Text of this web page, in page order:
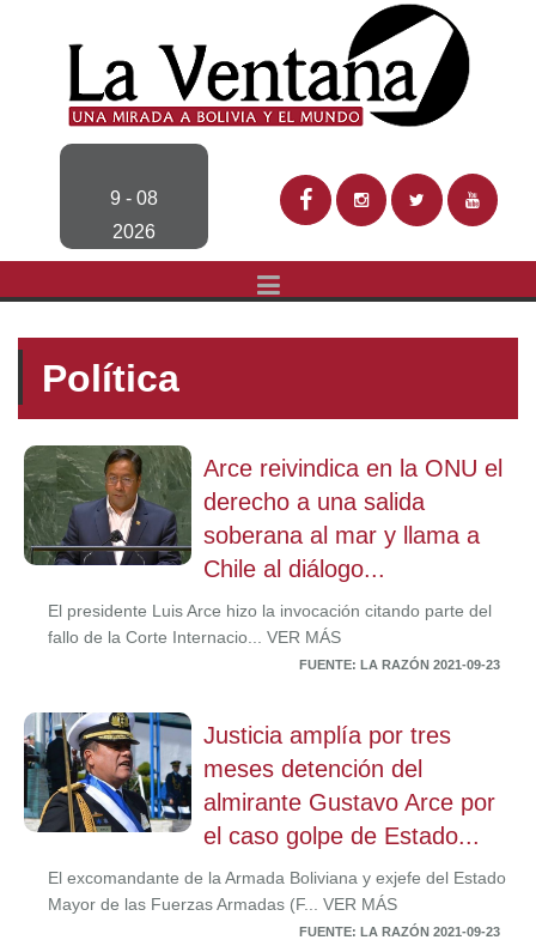
9 - 08
2026
Política
Arce reivindica en la ONU el
derecho a una salida
soberana al mar y llama a
Chile al diálogo...
El presidente Luis Arce hizo la invocación citando parte del
fallo de la Corte Internacio... VER MÁS
FUENTE: LA RAZÓN 2021-09-23
Justicia amplía por tres
meses detención del
almirante Gustavo Arce por
el caso golpe de Estado...
El excomandante de la Armada Boliviana y exjefe del Estado
Mayor de las Fuerzas Armadas (F... VER MÁS
FUENTE: LA RAZÓN 2021-09-23